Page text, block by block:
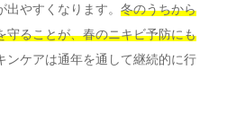
やすくなります。 冬のうちから
守ることが、春のニキビ予防にも
ンケアは通年を通して継続的に行